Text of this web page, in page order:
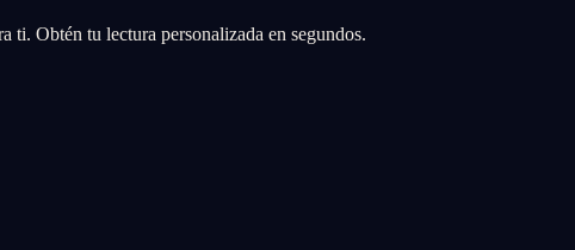
ti. Obtén tu lectura personalizada en segundos.